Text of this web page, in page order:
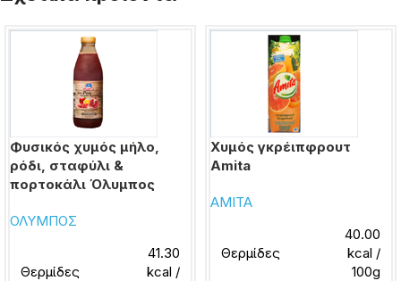
Φυσικός χυμός μήλο,
ρόδι, σταφύλι &
πορτοκάλι Όλυμπος
ΟΛΥΜΠΟΣ
Θερμίδες
41.30
kcal /
Χυμός γκρέιπφρουτ
Amita
AMITA
Θερμίδες
40.00
kcal /
100g